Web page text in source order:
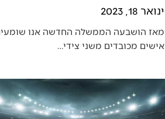
ינואר 18, 2023
מאז הושבעה הממשלה החדשה אנו
אישים מכובדים משני צידי…